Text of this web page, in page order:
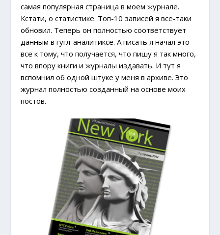
самая популярная страница в моем журнале.
Кстати, о статистике. Топ-10 записей я все-таки
обновил. Теперь он полностью соответствует
данным в гугл-аналитиксе. А писать я начал это
все к тому, что получается, что пишу я так много,
что впору книги и журналы издавать. И тут я
вспомнил об одной штуке у меня в архиве. Это
журнал полностью созданный на основе моих
постов.